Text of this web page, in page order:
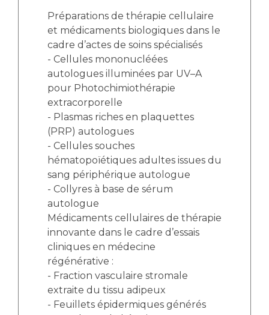
Préparations de thérapie cellulaire
et médicaments biologiques dans le
cadre d’actes de soins spécialisés
- Cellules mononucléées
autologues illuminées par UV–A
pour Photochimiothérapie
extracorporelle
- Plasmas riches en plaquettes
(PRP) autologues
- Cellules souches
hématopoïétiques adultes issues du
sang périphérique autologue
- Collyres à base de sérum
autologue
Médicaments cellulaires de thérapie
innovante dans le cadre d’essais
cliniques en médecine
régénérative :
- Fraction vasculaire stromale
extraite du tissu adipeux
- Feuillets épidermiques générés